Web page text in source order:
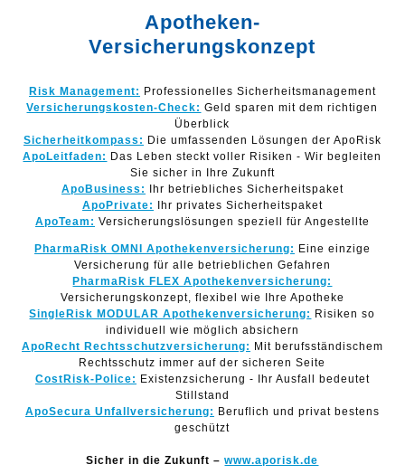
Apotheken-
Versicherungskonzept
Risk Management: Professionelles Sicherheitsmanagement
Versicherungskosten-Check: Geld sparen mit dem richtigen
Überblick
Sicherheitkompass: Die umfassenden Lösungen der ApoRisk
ApoLeitfaden: Das Leben steckt voller Risiken - Wir begleiten
Sie sicher in Ihre Zukunft
ApoBusiness: Ihr betriebliches Sicherheitspaket
ApoPrivate: Ihr privates Sicherheitspaket
ApoTeam: Versicherungslösungen speziell für Angestellte
PharmaRisk OMNI Apothekenversicherung: Eine einzige
Versicherung für alle betrieblichen Gefahren
PharmaRisk FLEX Apothekenversicherung:
Versicherungskonzept, flexibel wie Ihre Apotheke
SingleRisk MODULAR Apothekenversicherung: Risiken so
individuell wie möglich absichern
ApoRecht Rechtsschutzversicherung: Mit berufsständischem
Rechtsschutz immer auf der sicheren Seite
CostRisk-Police: Existenzsicherung - Ihr Ausfall bedeutet
Stillstand
ApoSecura Unfallversicherung: Beruflich und privat bestens
geschützt
Sicher in die Zukunft –www.aporisk.de